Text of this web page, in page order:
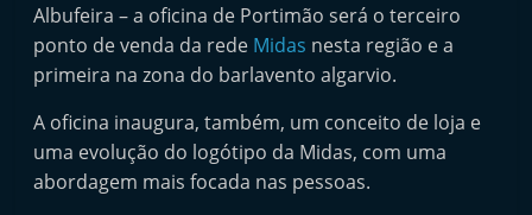
f
t
r
m
Albufeira – a oficina de Portimão será o terceiro
ponto de venda da rede Midas nesta região e a
primeira na zona do barlavento algarvio.
A oficina inaugura, também, um conceito de loja e
uma evolução do logótipo da Midas, com uma
abordagem mais focada nas pessoas.